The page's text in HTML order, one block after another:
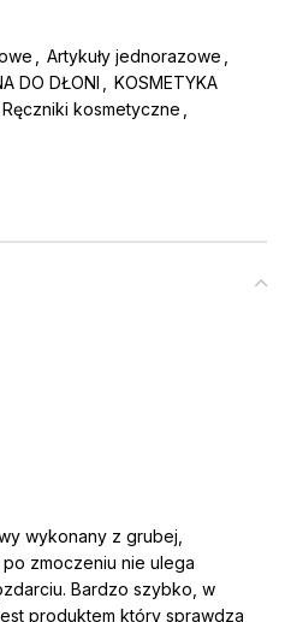
Artykuły jednorazowe
DO DŁONI
KOSMETYKA
Ręczniki kosmetyczne
wykonany z grubej,
zmoczeniu nie ulega
Bardzo szybko, w
produktem który sprawdza